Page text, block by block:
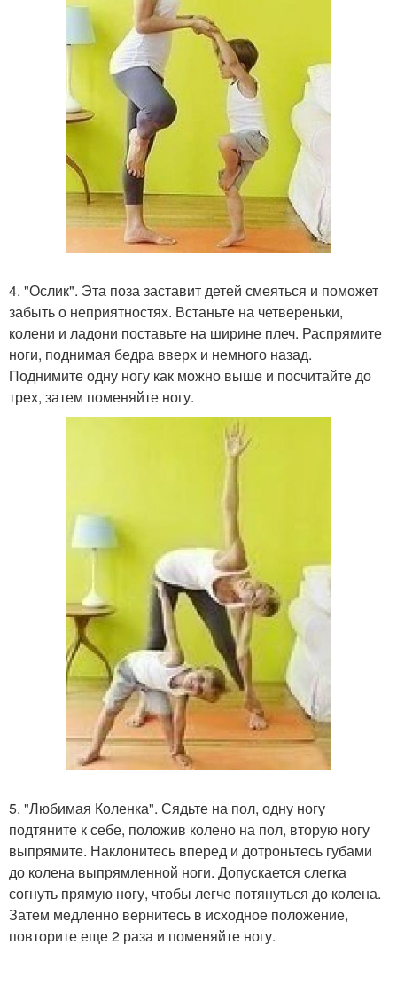
4. "Ослик". Эта поза заставит детей смеяться и поможет
забыть о неприятностях. Встаньте на четвереньки,
колени и ладони поставьте на ширине плеч. Распрямите
ноги, поднимая бедра вверх и немного назад.
Поднимите одну ногу как можно выше и посчитайте до
трех, затем поменяйте ногу.
5. "Любимая Коленка". Сядьте на пол, одну ногу
подтяните к себе, положив колено на пол, вторую ногу
выпрямите. Наклонитесь вперед и дотроньтесь губами
до колена выпрямленной ноги. Допускается слегка
согнуть прямую ногу, чтобы легче потянуться до колена.
Затем медленно вернитесь в исходное положение,
повторите еще 2 раза и поменяйте ногу.